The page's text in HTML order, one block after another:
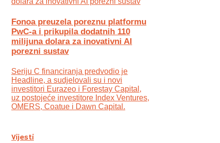
Fonoa preuzela poreznu platformu
PwC-a i prikupila dodatnih 110
milijuna dolara za inovativni AI
porezni sustav
Seriju C financiranja predvodio je
Headline, a sudjelovali su i novi
investitori Eurazeo i Forestay Capital,
uz postojeće investitore Index Ventures,
OMERS, Coatue i Dawn Capital.
Vijesti